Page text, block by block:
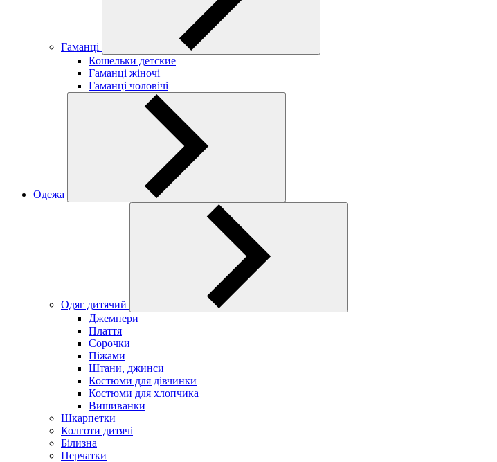
Гаманці
Кошельки детские
Гаманці жіночі
Гаманці чоловічі
Одежа
Одяг дитячий
Джемпери
Плаття
Сорочки
Піжами
Штани, джинси
Костюми для дівчинки
Костюми для хлопчика
Вишиванки
Шкарпетки
Колготи дитячі
Білизна
Перчатки